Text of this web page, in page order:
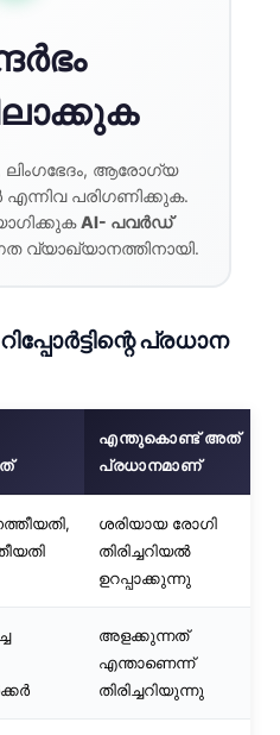
ലിംഗഭേദം, ആരോഗ്യ
പരിഗണിക്കുക.
AI- പവർഡ്
വ്യാഖ്യാനത്തിനായി.
പ്രധാന
എന്തുകൊണ്ട് അത്
പ്രധാനമാണ്
ശരിയായ രോഗി
തിരിച്ചറിയൽ
ഉറപ്പാക്കുന്നു
അളക്കുന്നത്
എന്താണെന്ന്
തിരിച്ചറിയുന്നു